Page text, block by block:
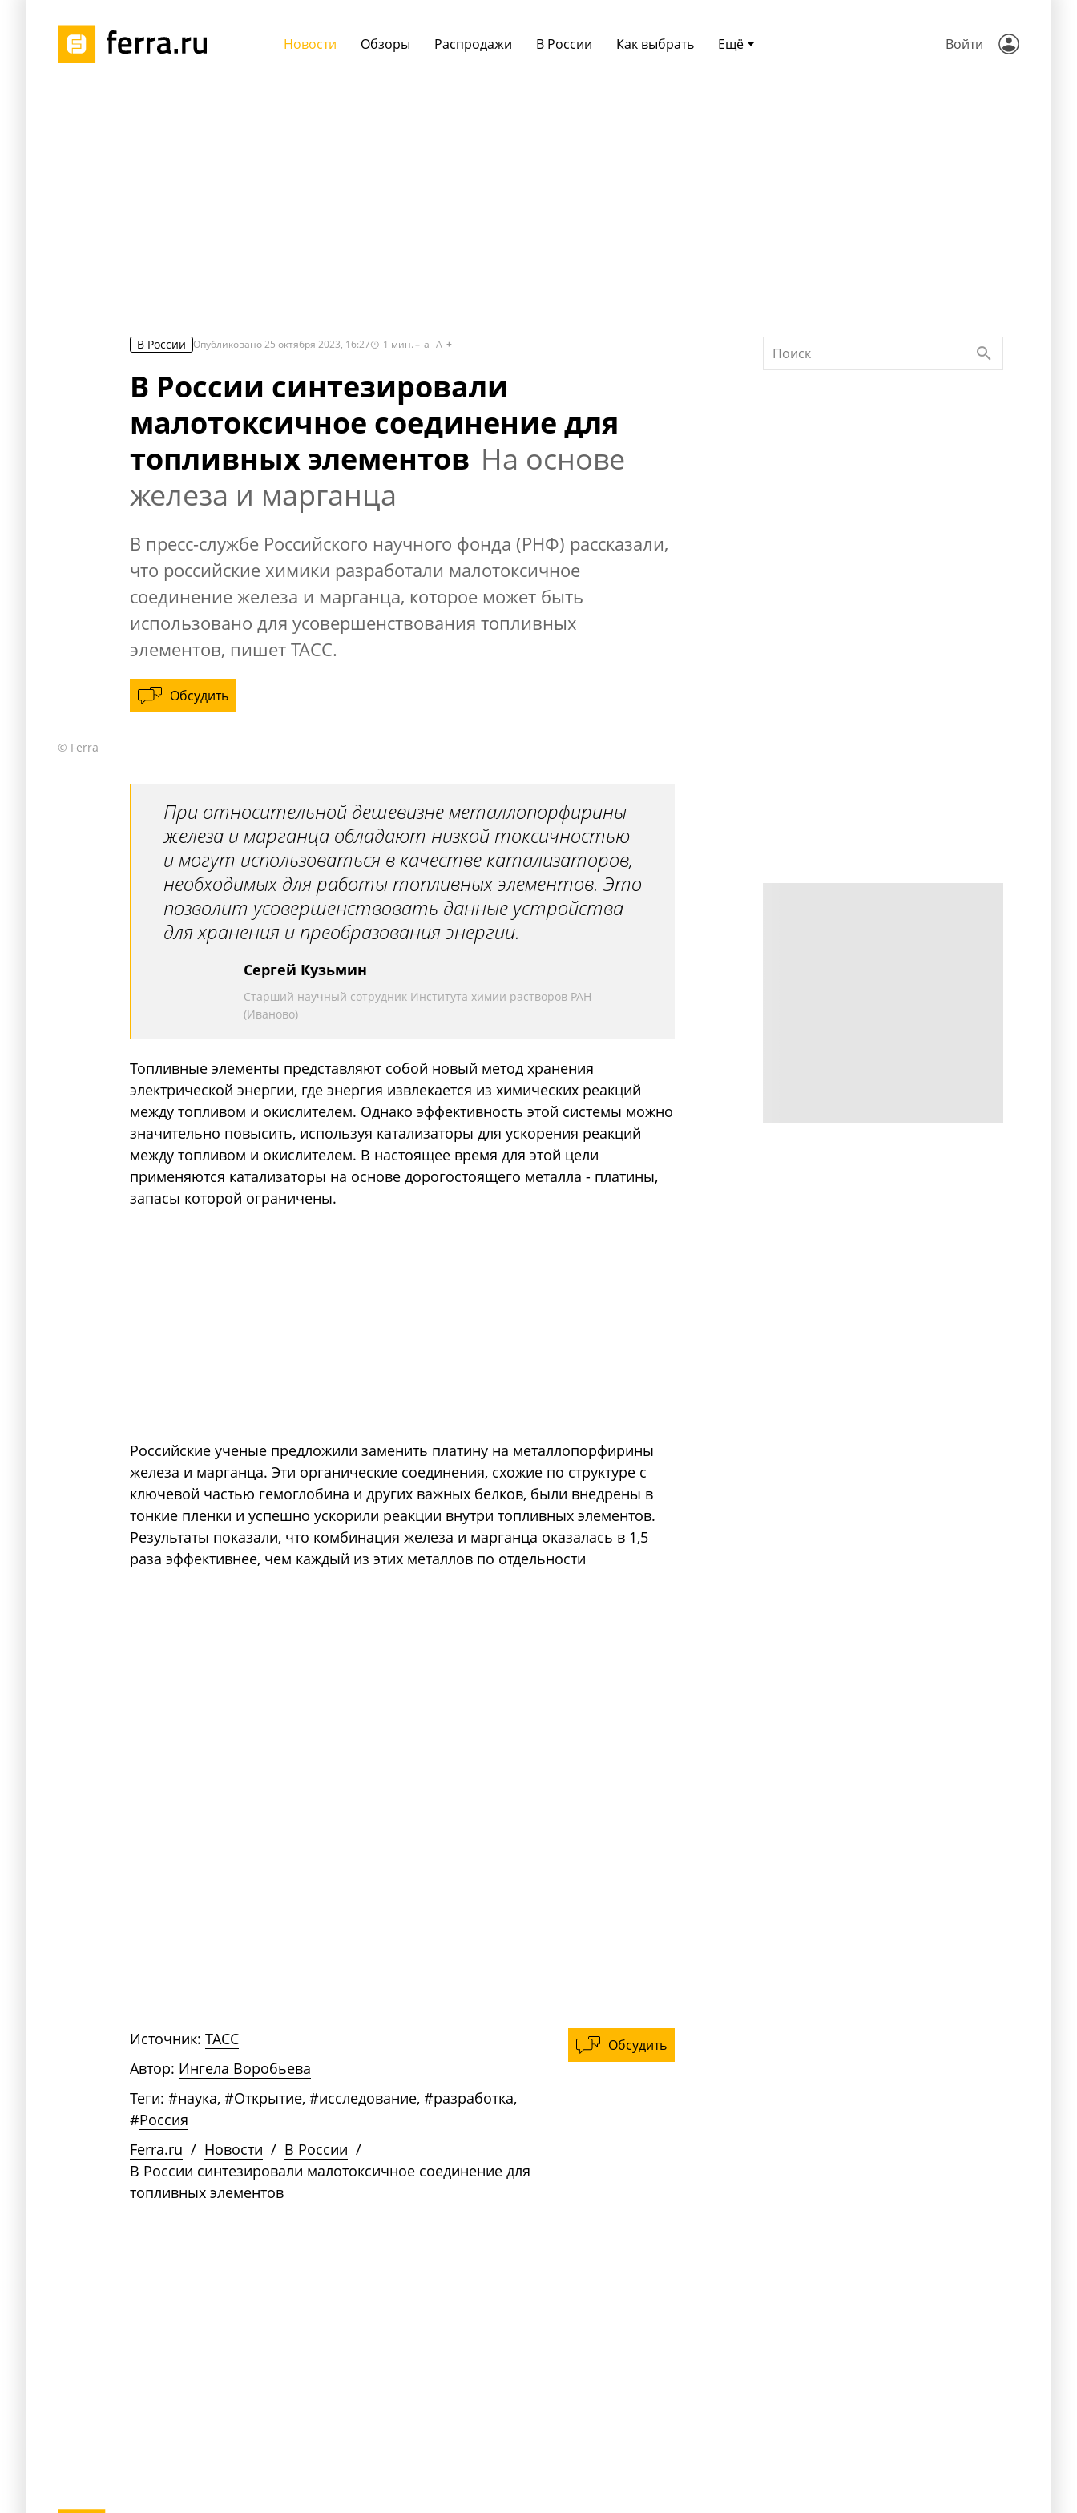
Ещё
Новости Обзоры Распродажи В России Как выбрать Войти
В России Опубликовано25 октября 2023, 16:27 1 мин. a A
В России синтезировали
малотоксичное соединение для
топливных элементов На основе
железа и марганца
В пресс-службе Российского научного фонда (РНФ) рассказали,
что российские химики разработали малотоксичное
соединение железа и марганца, которое может быть
использовано для усовершенствования топливных
элементов, пишет ТАСС.
Обсудить
© Ferra
При относительной дешевизне металлопорфирины
железа и марганца обладают низкой токсичностью
и могут использоваться в качестве катализаторов,
необходимых для работы топливных элементов. Это
позволит усовершенствовать данные устройства
для хранения и преобразования энергии.
Сергей Кузьмин
Старший научный сотрудник Института химии растворов РАН
(Иваново)
Топливные элементы представляют собой новый метод хранения
электрической энергии, где энергия извлекается из химических реакций
между топливом и окислителем. Однако эффективность этой системы можно
значительно повысить, используя катализаторы для ускорения реакций
между топливом и окислителем. В настоящее время для этой цели
применяются катализаторы на основе дорогостоящего металла - платины,
запасы которой ограничены.
Российские ученые предложили заменить платину на металлопорфирины
железа и марганца. Эти органические соединения, схожие по структуре с
ключевой частью гемоглобина и других важных белков, были внедрены в
тонкие пленки и успешно ускорили реакции внутри топливных элементов.
Результаты показали, что комбинация железа и марганца оказалась в 1,5
раза эффективнее, чем каждый из этих металлов по отдельности
Обсудить
Источник: ТАСС
Автор: Ингела Воробьева
Теги: #наука, #Открытие, #исследование, #разработка,
#Россия
Ferra.ru / Новости / В России /
В России синтезировали малотоксичное соединение для
топливных элементов